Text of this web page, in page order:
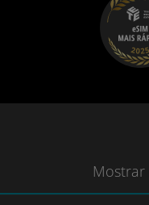
Mostrar